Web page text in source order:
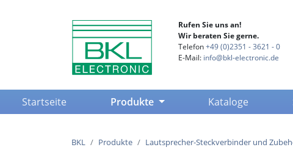
Rufen Sie uns an!
Wir beraten Sie gerne.
Telefon+49 (0)2351 - 3621 - 0
E-Mail: info@bkl-electronic.de
Startseite(current) Produkte Kataloge
BKL Produkte Lautsprecher-Steckverbinder und